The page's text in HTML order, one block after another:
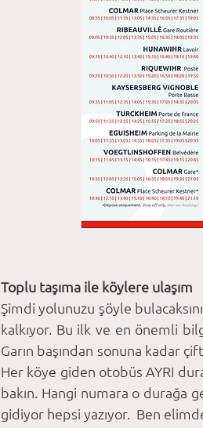
Toplu taşıma ile köylere ulaşım
Şimdi yolunuzu şöyle
kalkıyor. Bu ilk ve en önemli
Garın başından sonuna kadar
Her köye giden otobüs AYRI
bakın. Hangi numara o durağa
gidiyor hepsi yazıyor.  Ben